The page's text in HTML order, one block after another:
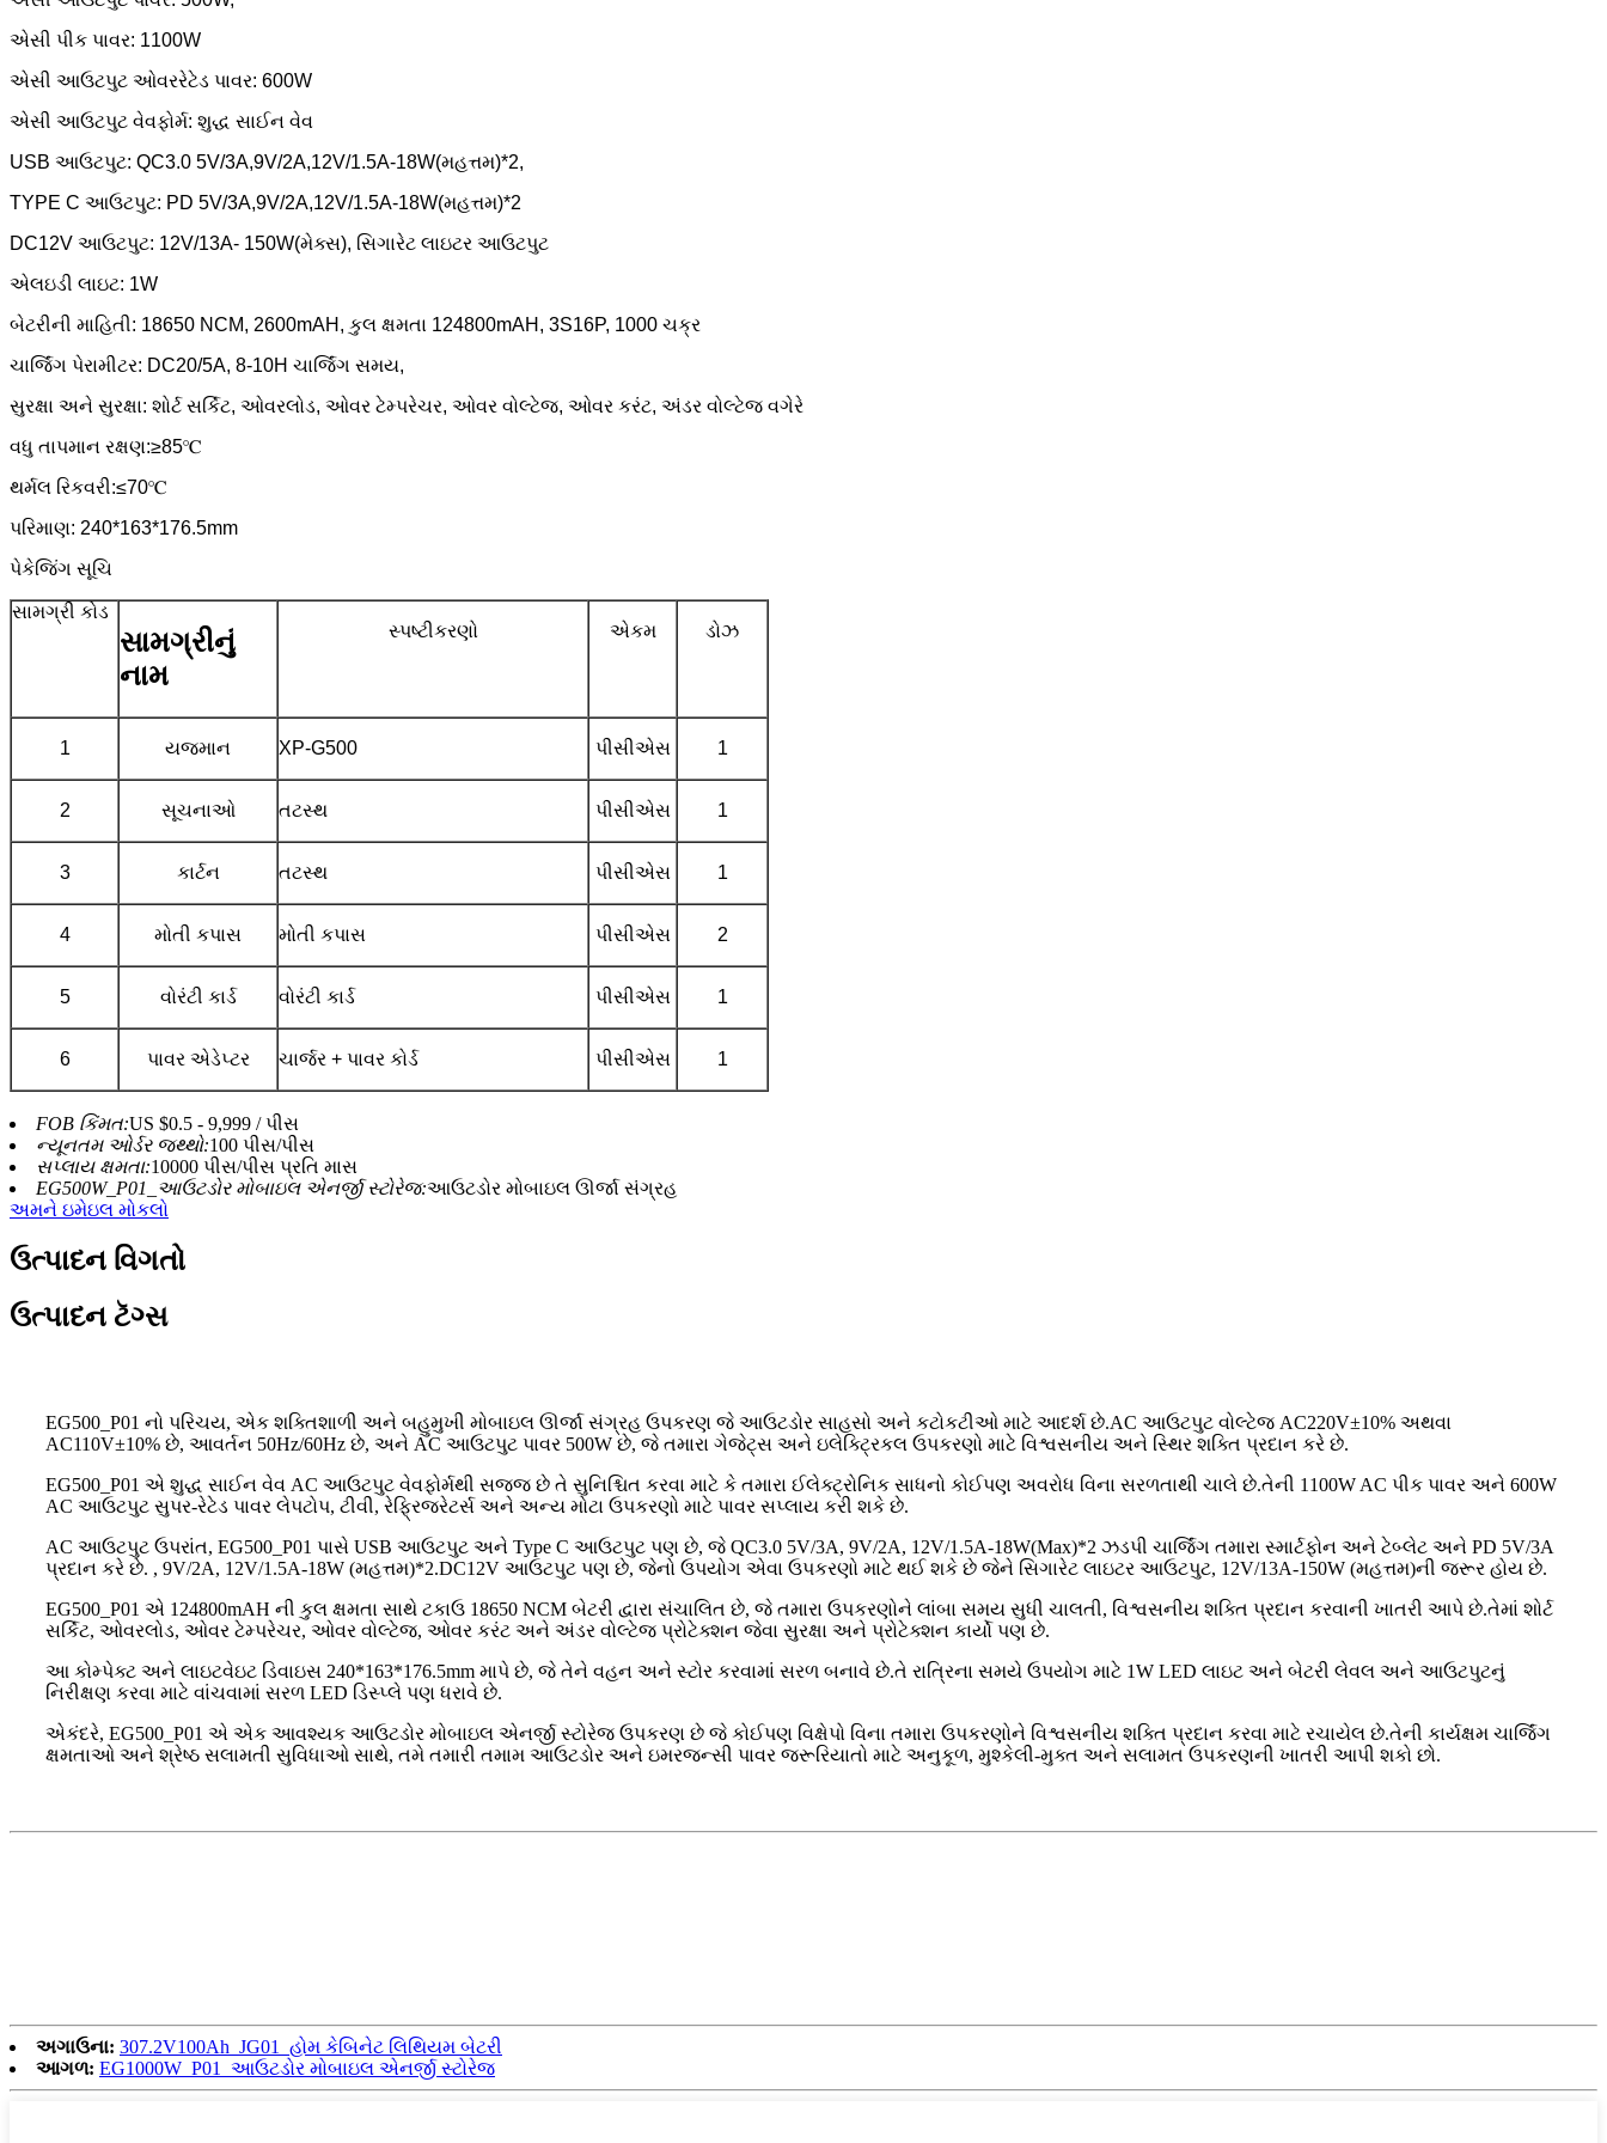
એસી પીક પાવર: 1100W
એસી આઉટપુટ ઓવરરેટેડ પાવર: 600W
એસી આઉટપુટ વેવફોર્મ: શુદ્ધ સાઈન વેવ
USB આઉટપુટ: QC3.0 5V/3A,9V/2A,12V/1.5A-18W(મહત્તમ)*2,
TYPE C આઉટપુટ: PD 5V/3A,9V/2A,12V/1.5A-18W(મહત્તમ)*2
DC12V આઉટપુટ: 12V/13A- 150W(મેક્સ), સિગારેટ લાઇટર આઉટપુટ
એલઇડી લાઇટ: 1W
બેટરીની માહિતી: 18650 NCM, 2600mAH, કુલ ક્ષમતા 124800mAH, 3S16P, 1000 ચક્ર
ચાર્જિંગ પેરામીટર: DC20/5A, 8-10H ચાર્જિંગ સમય,
સુરક્ષા અને સુરક્ષા: શોર્ટ સર્કિટ, ઓવરલોડ, ઓવર ટેમ્પરેચર, ઓવર વોલ્ટેજ, ઓવર કરંટ, અંડર વોલ્ટેજ વગેરે
વધુ તાપમાન રક્ષણ:≥85℃
થર્મલ રિકવરી:≤70℃
પરિમાણ: 240*163*176.5mm
પેકેજિંગ સૂચિ
સામગ્રી કોડ
સામગ્રીનું
નામ
સ્પષ્ટીકરણો એકમ ડોઝ
1 યજમાન XP-G500 પીસીએસ 1
2 સૂચનાઓ તટસ્થ પીસીએસ 1
3 કાર્ટન તટસ્થ પીસીએસ 1
4 મોતી કપાસ મોતી કપાસ પીસીએસ 2
5 વોરંટી કાર્ડ વોરંટી કાર્ડ પીસીએસ 1
6 પાવર એડેપ્ટર ચાર્જર + પાવર કોર્ડ પીસીએસ 1
FOB કિંમત:US $0.5 - 9,999 / પીસ
ન્યૂનતમ ઓર્ડર જથ્થો:100 પીસ/પીસ
સપ્લાય ક્ષમતા:10000 પીસ/પીસ પ્રતિ માસ
EG500W_P01_આઉટડોર મોબાઇલ એનર્જી સ્ટોરેજ:આઉટડોર મોબાઇલ ઊર્જા સંગ્રહ
અમને ઇમેઇલ મોકલો
ઉત્પાદન વિગતો
ઉત્પાદન ટૅગ્સ
EG500_P01 નો પરિચય, એક શક્તિશાળી અને બહુમુખી મોબાઇલ ઊર્જા સંગ્રહ ઉપકરણ જે આઉટડોર સાહસો અને કટોકટીઓ માટે આદર્શ છે.AC આઉટપુટ વોલ્ટેજ AC220V±10% અથવા
AC110V±10% છે, આવર્તન 50Hz/60Hz છે, અને AC આઉટપુટ પાવર 500W છે, જે તમારા ગેજેટ્સ અને ઇલેક્ટ્રિકલ ઉપકરણો માટે વિશ્વસનીય અને સ્થિર શક્તિ પ્રદાન કરે છે.
EG500_P01 એ શુદ્ધ સાઈન વેવ AC આઉટપુટ વેવફોર્મથી સજ્જ છે તે સુનિશ્ચિત કરવા માટે કે તમારા ઈલેક્ટ્રોનિક સાધનો કોઈપણ અવરોધ વિના સરળતાથી ચાલે છે.તેની 1100W AC પીક પાવર અને 600W
AC આઉટપુટ સુપર-રેટેડ પાવર લેપટોપ, ટીવી, રેફ્રિજરેટર્સ અને અન્ય મોટા ઉપકરણો માટે પાવર સપ્લાય કરી શકે છે.
AC આઉટપુટ ઉપરાંત, EG500_P01 પાસે USB આઉટપુટ અને Type C આઉટપુટ પણ છે, જે QC3.0 5V/3A, 9V/2A, 12V/1.5A-18W(Max)*2 ઝડપી ચાર્જિંગ તમારા સ્માર્ટફોન અને ટેબ્લેટ અને PD 5V/3A
પ્રદાન કરે છે. , 9V/2A, 12V/1.5A-18W (મહત્તમ)*2.DC12V આઉટપુટ પણ છે, જેનો ઉપયોગ એવા ઉપકરણો માટે થઈ શકે છે જેને સિગારેટ લાઇટર આઉટપુટ, 12V/13A-150W (મહત્તમ)ની જરૂર હોય છે.
EG500_P01 એ 124800mAH ની કુલ ક્ષમતા સાથે ટકાઉ 18650 NCM બેટરી દ્વારા સંચાલિત છે, જે તમારા ઉપકરણોને લાંબા સમય સુધી ચાલતી, વિશ્વસનીય શક્તિ પ્રદાન કરવાની ખાતરી આપે છે.તેમાં શોર્ટ
સર્કિટ, ઓવરલોડ, ઓવર ટેમ્પરેચર, ઓવર વોલ્ટેજ, ઓવર કરંટ અને અંડર વોલ્ટેજ પ્રોટેક્શન જેવા સુરક્ષા અને પ્રોટેક્શન કાર્યો પણ છે.
આ કોમ્પેક્ટ અને લાઇટવેઇટ ડિવાઇસ 240*163*176.5mm માપે છે, જે તેને વહન અને સ્ટોર કરવામાં સરળ બનાવે છે.તે રાત્રિના સમયે ઉપયોગ માટે 1W LED લાઇટ અને બેટરી લેવલ અને આઉટપુટનું
નિરીક્ષણ કરવા માટે વાંચવામાં સરળ LED ડિસ્પ્લે પણ ધરાવે છે.
એકંદરે, EG500_P01 એ એક આવશ્યક આઉટડોર મોબાઇલ એનર્જી સ્ટોરેજ ઉપકરણ છે જે કોઈપણ વિક્ષેપો વિના તમારા ઉપકરણોને વિશ્વસનીય શક્તિ પ્રદાન કરવા માટે રચાયેલ છે.તેની કાર્યક્ષમ ચાર્જિંગ
ક્ષમતાઓ અને શ્રેષ્ઠ સલામતી સુવિધાઓ સાથે, તમે તમારી તમામ આઉટડોર અને ઇમરજન્સી પાવર જરૂરિયાતો માટે અનુકૂળ, મુશ્કેલી-મુક્ત અને સલામત ઉપકરણની ખાતરી આપી શકો છો.
અગાઉના: 307.2V100Ah_JG01_હોમ કેબિનેટ લિથિયમ બેટરી
આગળ: EG1000W_P01_આઉટડોર મોબાઇલ એનર્જી સ્ટોરેજ